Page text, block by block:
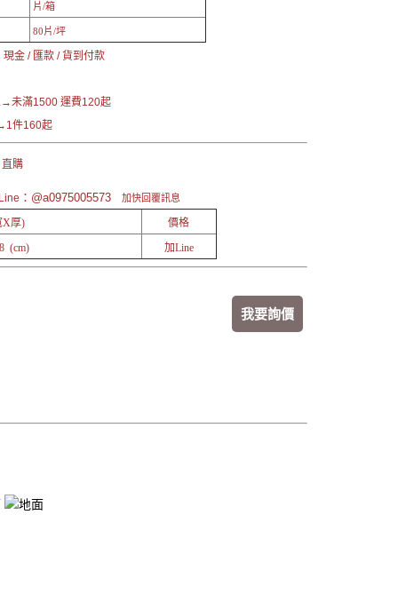
片/箱
80片/坪
金 / 匯款 / 貨到付款
未滿1500 運費120起
件160起
購
：@a0975005573 加快回覆訊息
X厚)
價格
(cm)
加Line
我要詢價